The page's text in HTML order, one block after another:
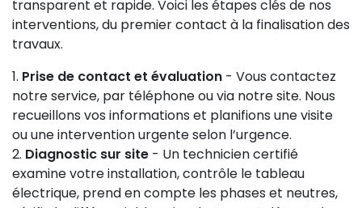
transparent et rapide. Voici les étapes clés de nos
interventions, du premier contact à la finalisation des
travaux.
Prise de contact et évaluation - Vous contactez
notre service, par téléphone ou via notre site. Nous
recueillons vos informations et planifions une visite
ou une intervention urgente selon l’urgence.
Diagnostic sur site - Un technicien certifié
examine votre installation, contrôle le tableau
électrique, prend en compte les phases et neutres,